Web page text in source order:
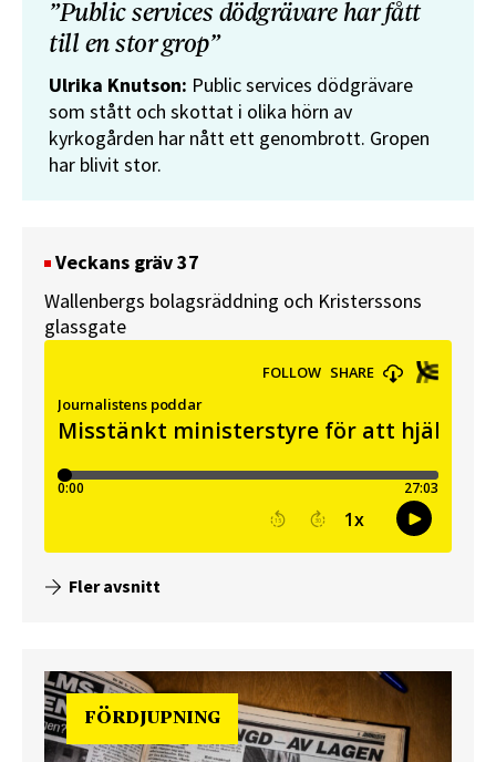
”Public services dödgrävare har fått
till en stor grop”
Ulrika Knutson: Public services dödgrävare
som stått och skottat i olika hörn av
kyrkogården har nått ett genombrott. Gropen
har blivit stor.
Veckans gräv 37
Wallenbergs bolagsräddning och Kristerssons
glassgate
Fler avsnitt
FÖRDJUPNING